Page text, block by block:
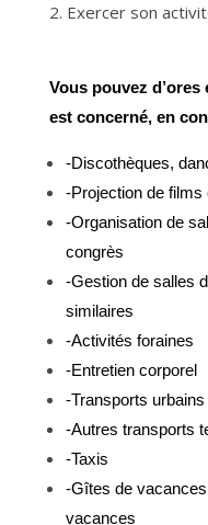
Exercer son
Vous pouvez
est concerné, en
-Discothèques,
-Projection de films
-Organisation de
congrès
-Gestion de salles
similaires
-Activités foraines
-Entretien corporel
-Transports
-Autres transports
-Taxis
-Gîtes de
vacances